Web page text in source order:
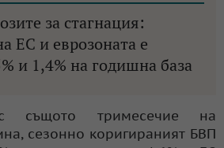
за стагнация:
ЕС и еврозоната е
и 1,4% на годишна база
същото тримесечие на
сезонно коригираният БВП